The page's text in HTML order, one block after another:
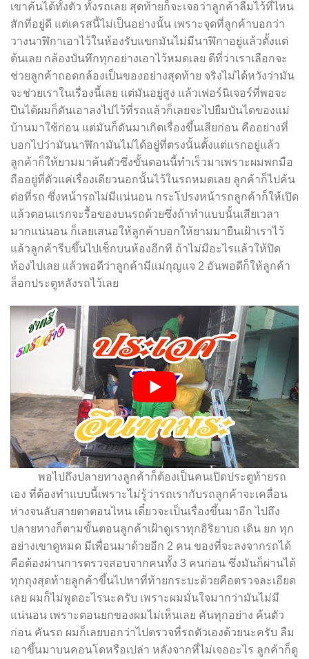
เขาค้นได้ทั้งตัว ทั้งรถเลย สุดท้ายก็จะเจอว่าลูกค้าลืมไว้ที่ไหน
สักที่อยู่ดี แต่เครสนี้ไม่เป็นอย่างนั้น เพราะจุดที่ลูกค้าบอกว่า
วางนาฬิกาเอาไว้ในห้องรับแขกมันไม่มีนาฬิกาอยู่แล้วตั้งแต่
ต้นเลย กล้องบันทึกทุกอย่างเอาไว้หมดเลย ดีที่ว่าเราเลือกจะ
ช่วยลูกค้าถอดกล้องเป็นของอย่างสุดท้าย จริงไม่ได้หวังว่ามัน
จะช่วยเราในเรื่องนี้เลย แต่มันอยู่สูง แล้วเฟอร์นิเจอร์ที่พอจะ
ปีนได้ผมก็ดันเอาลงไปไว้ที่รถแล้วก็เลยจะไปยืมบันไดของแม่
บ้านมาใช้ก่อน แต่มันก็ดันมาเกิดเรื่องขึ้นเสียก่อน คืออย่างที่
บอกไปว่ามันนาฬิกามันไม่ได้อยู่ที่ตรงนั้นตั้งแต่แรกอยู่แล้ว
ลูกค้าก็ให้ยามมาค้นตัวซึ่งขั้นตอนนี้ทำเร็วมาเพราะผมพกมือ
ถืออยู่ที่ตัวแค่เรื่องเดียวนอกนั้นไว้ในรถหมดเลย ลูกค้าก็ไปค้น
ต่อที่รถ ซึ่งหน้ารถไม่มีแน่นอน กระโปรงหน้ารถลูกค้าก็ให้เปิด
แล้วตอนแรกจะรื้อของบนรถด้วยซึ่งถ้าทำแบบนั้นเสียเวลา
มากแน่นอน ก็เลยเสนอให้ลูกค้าบอกให้ยามมายืนเฝ้าเราไว้
แล้วลูกค้ารีบขึ้นไปเช็กบนห้องอีกที ถ้าไม่มีอะไรแล้วให้ปิด
ห้องไปเลย แล้วพอดีว่าลูกค้ามีแม่กุญแจ 2 อันพอดีก็ให้ลูกค้า
ล็อกประตูหลังรถไว้เลย
พอไปถึงปลายทางลูกค้าก็ต้องเป็นคนเปิดประตูท้ายรถ
เอง ที่ต้องทำแบบนี้เพราะไม่รู้ว่ารถเรากับรถลูกค้าจะเคลื่อน
ห่างจนลับสายตาตอนไหน เดี๋ยวจะเป็นเรื่องขึ้นมาอีก ไปถึง
ปลายทางก็ตามขั้นตอนลูกค้าเฝ้าดูเราทุกอิริยาบถ เดิน ยก ทุก
อย่างเขาดูหมด มีเพื่อนมาด้วยอีก 2 คน ของที่จะลงจากรถได้
คือต้องผ่านการตรวจสอบจากคนทั้ง 3 คนก่อน ซึ่งมันก็ผ่านได้
ทุกถุงสุดท้ายลูกค้าขึ้นไปหาที่ท้ายกระบะด้วยคือตรวจละเอียด
เลย ผมก็ไม่พูดอะไรนะครับ เพราะผมมั่นใจมากว่ามันไม่มี
แน่นอน เพราะตอนยกของผมไม่เห็นเลย คันทุกอย่าง ค้นตัว
ก่อน คันรถ ผมก็เลยบอกว่าไปตรวจที่รถตัวเองด้วยนะครับ ลืม
เอาขึ้นมาบนคอนโดหรือเปล่า หลังจากที่ไม่เจออะไร ลูกค้าก็ดู